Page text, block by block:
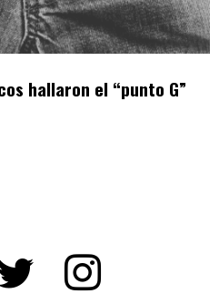
hallaron el “punto G”